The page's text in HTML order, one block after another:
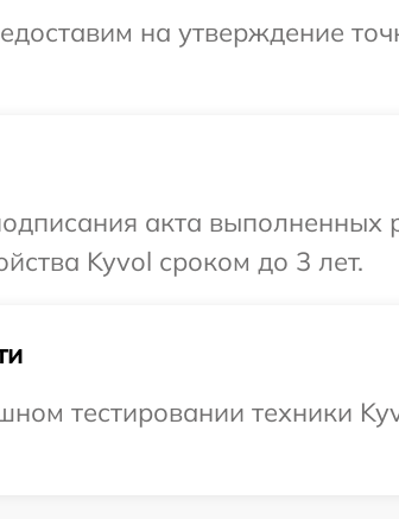
на утверждение
акта выполненных
Kyvol сроком до 3 лет.
тестировании техники